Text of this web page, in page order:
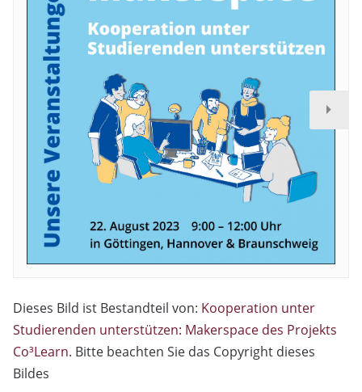
Dieses Bild ist Bestandteil von: Kooperation unter
Studierenden unterstützen: Makerspace des Projekts
Co³Learn. Bitte beachten Sie das Copyright dieses
Bildes